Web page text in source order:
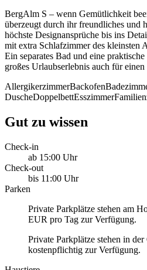
BergAlm S – wenn Gemütlichkeit
überzeugt durch ihr freundliches und
höchste Designansprüche bis ins
mit extra Schlafzimmer des kleinsten
Ein separates Bad und eine
großes Urlaubserlebnis auch für
AllergikerzimmerBackofen
DuscheDoppelbettEsszimmer
Gut zu wissen
Check-in
ab 15:00 Uhr
Check-out
bis 11:00 Uhr
Parken
Private Parkplätze stehen am
EUR pro Tag zur Verfügung.
Private Parkplätze stehen in
kostenpflichtig zur Verfügung.